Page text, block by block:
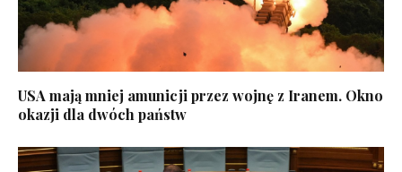
USA mają mniej amunicji przez wojnę z Iranem. Okno
okazji dla dwóch państw